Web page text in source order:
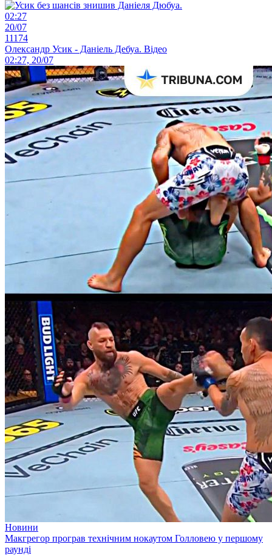
02:27
20/07
11174
Олександр Усик - Даніель Дебуа. Відео
02:27, 20/07
Новини
Макгрегор програв технічним нокаутом Голловею у першому
раунді